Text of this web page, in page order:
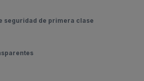
seguridad de primera clase